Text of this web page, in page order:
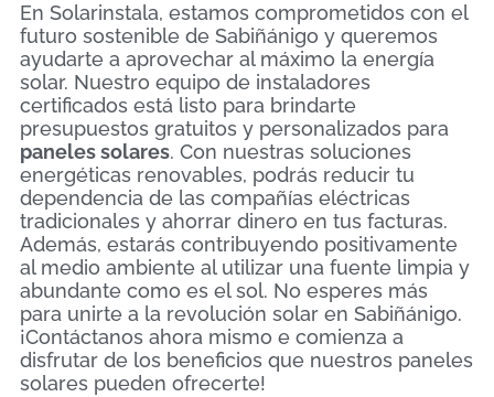
En Solarinstala, estamos comprometidos con el
futuro sostenible de Sabiñánigo y queremos
ayudarte a aprovechar al máximo la energía
solar. Nuestro equipo de instaladores
certificados está listo para brindarte
presupuestos gratuitos y personalizados para
paneles solares. Con nuestras soluciones
energéticas renovables, podrás reducir tu
dependencia de las compañías eléctricas
tradicionales y ahorrar dinero en tus facturas.
Además, estarás contribuyendo positivamente
al medio ambiente al utilizar una fuente limpia y
abundante como es el sol. No esperes más
para unirte a la revolución solar en Sabiñánigo.
¡Contáctanos ahora mismo e comienza a
disfrutar de los beneficios que nuestros paneles
solares pueden ofrecerte!